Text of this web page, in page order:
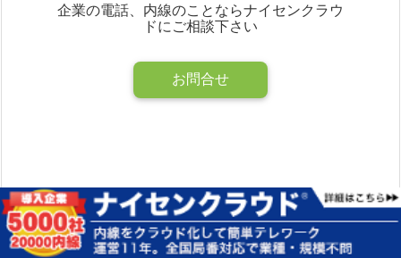
企業の電話、内線のことならナイセンクラウ
ドにご相談下さい
お問合せ
よろしければシェアお願いします